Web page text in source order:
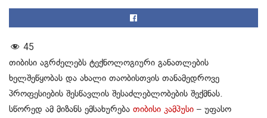
45
თიბისი აგრძელებს ტექნოლოგიური განათლების
ხელშეწყობას და ახალი თაობისთვის თანამედროვე
პროფესიების შესწავლის შესაძლებლობების შექმნას.
სწორედ ამ მიზანს ემსახურება თიბისი კამპუსი – უფასო